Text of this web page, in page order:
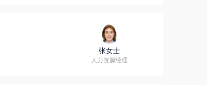
张女士
人力资源经理